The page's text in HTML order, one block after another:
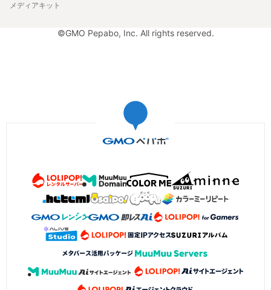
メディアキット
©GMO Pepabo, Inc. All rights reserved.